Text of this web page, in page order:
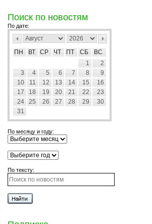
Поиск по новостям
По дате:
ПН ВТ СР ЧТ ПТ СБ
ВС
1
2
3
4 5 6 7 8
9
10
11 12 13 14 15
16
17
18 19 20 21 22
23
24
25 26 27 28 29
30
31
По месяцу и году:
По тексту: